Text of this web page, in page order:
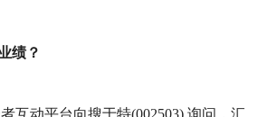
绩？
互动平台向搜于特(002503) 询问，汇